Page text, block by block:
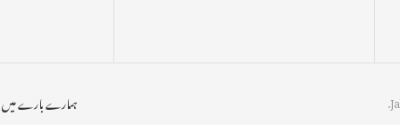
ہمارے بارے میں